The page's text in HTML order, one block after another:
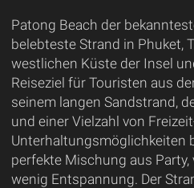
Patong Beach der
belebteste Strand in Phuket,
westlichen Küste der Insel
Reiseziel für Touristen aus
seinem langen Sandstrand,
und einer Vielzahl von
Unterhaltungsmöglichkeiten
perfekte Mischung aus
wenig Entspannung. Der